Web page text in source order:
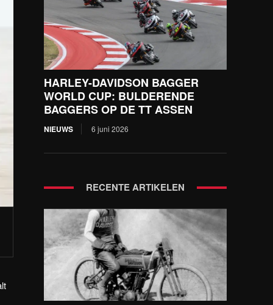
HARLEY-DAVIDSON BAGGER
WORLD CUP: BULDERENDE
BAGGERS OP DE TT ASSEN
NIEUWS 6 juni 2026
RECENTE ARTIKELEN